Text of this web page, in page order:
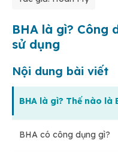
BHA là gì? Công
sử dụng
Nội dung bài viết
BHA là gì? Thế nào là
BHA có công dụng gì?